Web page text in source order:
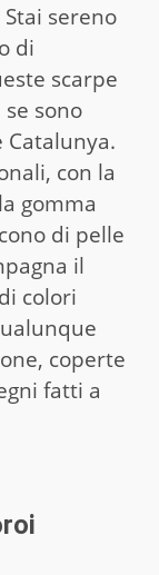
sereno
di
scarpe
sono
con la
gomma
di pelle
il
colori
coperte
fatti a